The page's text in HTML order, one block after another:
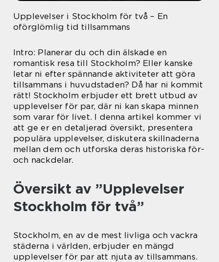
Upplevelser i Stockholm för två – En
oförglömlig tid tillsammans
Intro: Planerar du och din älskade en
romantisk resa till Stockholm? Eller kanske
letar ni efter spännande aktiviteter att göra
tillsammans i huvudstaden? Då har ni kommit
rätt! Stockholm erbjuder ett brett utbud av
upplevelser för par, där ni kan skapa minnen
som varar för livet. I denna artikel kommer vi
att ge er en detaljerad översikt, presentera
populära upplevelser, diskutera skillnaderna
mellan dem och utforska deras historiska för-
och nackdelar.
Översikt av ”Upplevelser
Stockholm för två”
Stockholm, en av de mest livliga och vackra
städerna i världen, erbjuder en mängd
upplevelser för par att njuta av tillsammans.